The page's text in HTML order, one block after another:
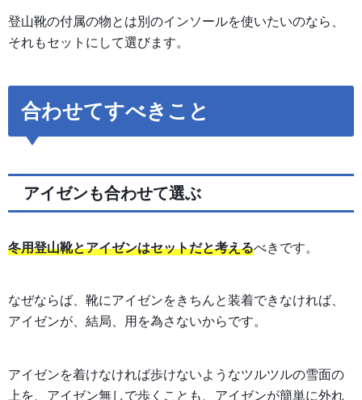
登山靴の付属の物とは別のインソールを使いたいのなら、
それもセットにして選びます。
合わせてすべきこと
アイゼンも合わせて選ぶ
冬用登山靴とアイゼンはセットだと考えるべきです。
なぜならば、靴にアイゼンをきちんと装着できなければ、
アイゼンが、結局、用を為さないからです。
アイゼンを着けなければ歩けないようなツルツルの雪面の
上を、アイゼン無しで歩くことも、アイゼンが簡単に外れ